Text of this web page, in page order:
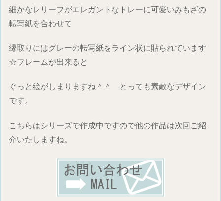
細かなレリーフがエレガントなトレーに可愛いみもざの
転写紙を合わせて
縁取りにはグレーの転写紙をライン状に貼られています
☆フレームが出来ると
ぐっと絵がしまりますね＾＾ とっても素敵なデザイン
です。
こちらはシリーズで作成中ですので他の作品は次回ご紹
介いたしますね。